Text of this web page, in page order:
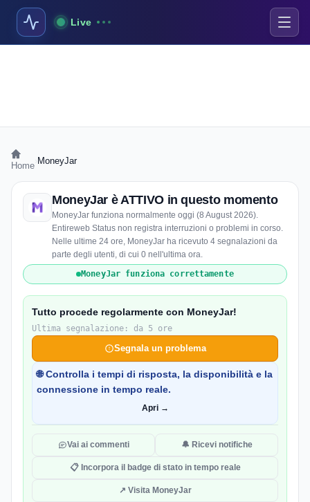
Live
Home MoneyJar
MoneyJar è ATTIVO in questo momento
MoneyJar funziona normalmente oggi (8 August 2026).
Entireweb Status non registra interruzioni o problemi in corso.
Nelle ultime 24 ore, MoneyJar ha ricevuto 4 segnalazioni da
parte degli utenti, di cui 0 nell'ultima ora.
MoneyJar funziona correttamente
Tutto procede regolarmente con MoneyJar!
Ultima segnalazione: da 5 ore
Segnala un problema
🌐 Controlla i tempi di risposta, la disponibilità e la
connessione in tempo reale.
Apri →
Vai ai commenti 🔔 Ricevi notifiche
📋 Incorpora il badge di stato in tempo reale
↗ Visita MoneyJar